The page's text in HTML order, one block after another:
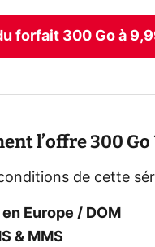
forfait 300 Go à
l’offre 300 Go
de cette
Europe / DOM
& MMS